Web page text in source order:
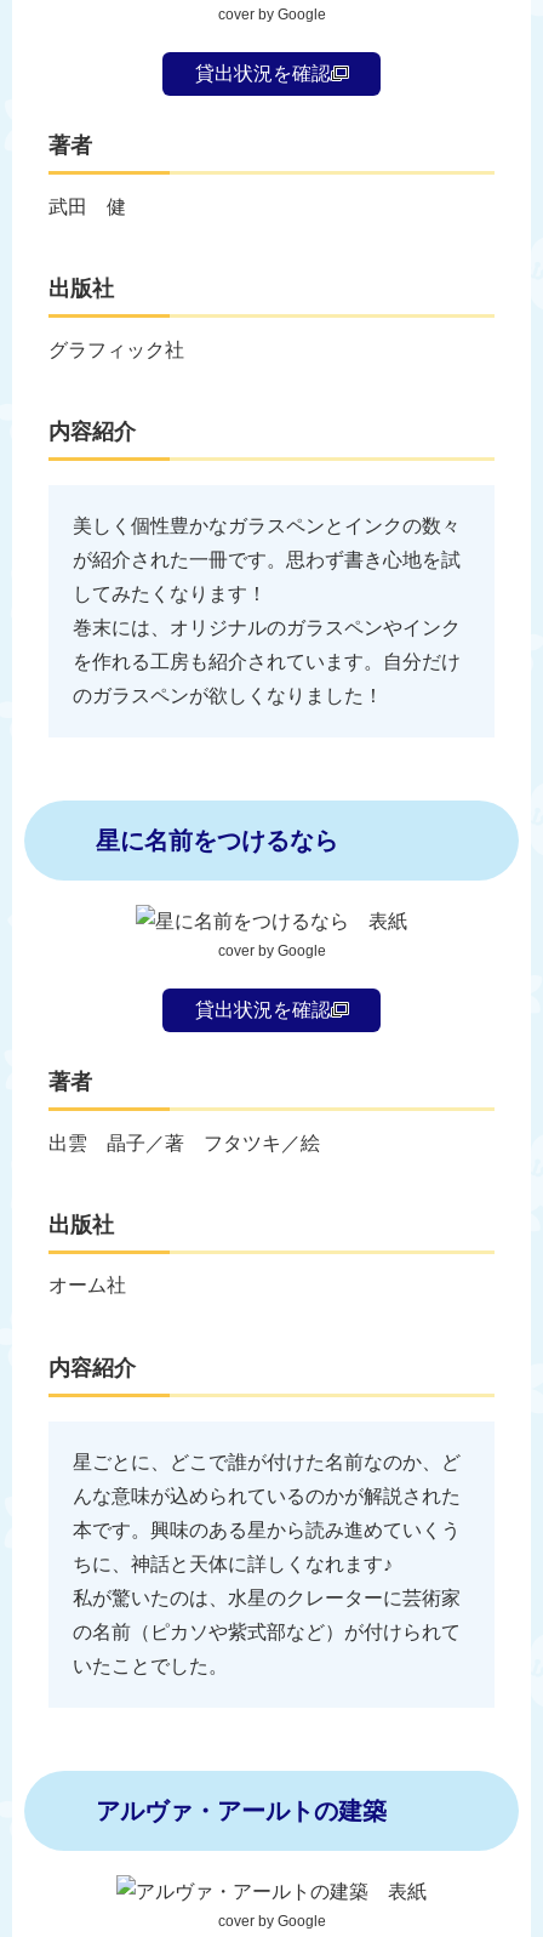
cover by Google
貸出状況を確認
著者
武田 健
出版社
グラフィック社
内容紹介
美しく個性豊かなガラスペンとインクの数々
が紹介された一冊です。思わず書き心地を試
してみたくなります！
巻末には、オリジナルのガラスペンやインク
を作れる工房も紹介されています。自分だけ
のガラスペンが欲しくなりました！
星に名前をつけるなら
cover by Google
貸出状況を確認
著者
出雲 晶子／著 フタツキ／絵
出版社
オーム社
内容紹介
星ごとに、どこで誰が付けた名前なのか、ど
んな意味が込められているのかが解説された
本です。興味のある星から読み進めていくう
ちに、神話と天体に詳しくなれます♪
私が驚いたのは、水星のクレーターに芸術家
の名前（ピカソや紫式部など）が付けられて
いたことでした。
アルヴァ・アールトの建築
cover by Google